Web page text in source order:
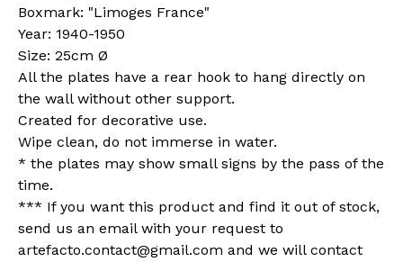
Boxmark: "Limoges France"
Year: 1940-1950
Size: 25cm Ø
All the plates have a rear hook to hang directly on
the wall without other support.
Created for decorative use.
Wipe clean, do not immerse in water.
* the plates may show small signs by the pass of the
time.
*** If you want this product and find it out of stock,
send us an email with your request to
artefacto.contact@gmail.com and we will contact